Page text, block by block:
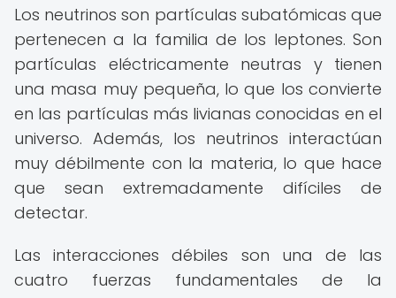
Los neutrinos son partículas subatómicas que
pertenecen a la familia de los leptones. Son
partículas eléctricamente neutras y tienen
una masa muy pequeña, lo que los convierte
en las partículas más livianas conocidas en el
universo. Además, los neutrinos interactúan
muy débilmente con la materia, lo que hace
que sean extremadamente difíciles de
detectar.
Las interacciones débiles son una de las
cuatro fuerzas fundamentales de la